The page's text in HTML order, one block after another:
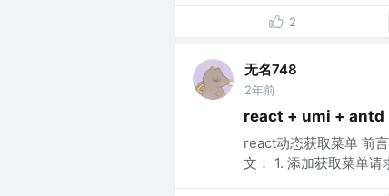
2
无名748
2年前
react + umi + antd
react动态获取菜单 前
文： 1. 添加获取菜单